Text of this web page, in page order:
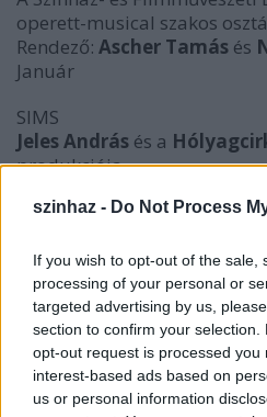
szinhaz - Do Not Process
If you wish to opt-out of the sale,
processing of your personal or
targeted advertising by us,
section to confirm your
opt-out request is processed you
interest-based ads based on
us or personal information
operett-musical szakos
Rendező: Ascher Tamás és
Január
SIMS
Jeles András és a
produkciója
Angol nyelvű előadások és
Csongor és Tünde
Nemzetközi koprodukció
Partnereink:
Teatr Cinema, Michałowice;
Provazku, Prága;Maros